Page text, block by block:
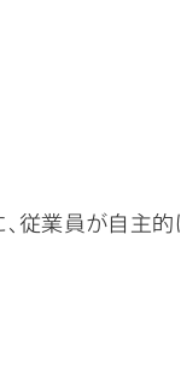
従業員が自主的